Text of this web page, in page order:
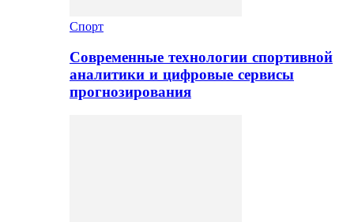
Спорт
Современные технологии спортивной
аналитики и цифровые сервисы
прогнозирования